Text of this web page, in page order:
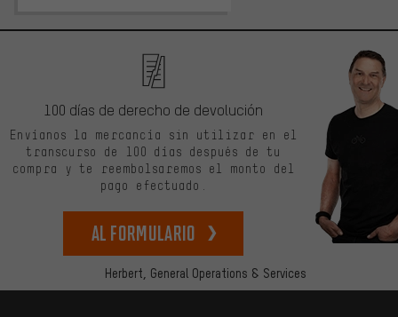
Herbert, General Operations & Services
100 días de derecho de devolución
Envíanos la mercancía sin utilizar en el
transcurso de 100 días después de tu
compra y te reembolsaremos el monto del
pago efectuado.
Al formulario